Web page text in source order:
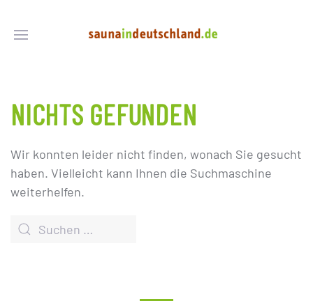
NICHTS GEFUNDEN
Wir konnten leider nicht finden, wonach Sie gesucht
haben. Vielleicht kann Ihnen die Suchmaschine
weiterhelfen.